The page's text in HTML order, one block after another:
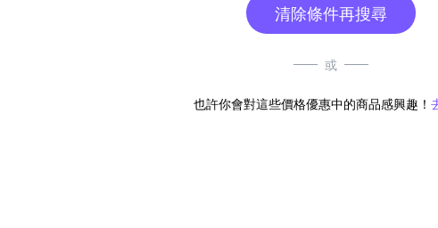
清除條件再搜尋
或
也許你會對這些價格優惠中的商品感興趣！